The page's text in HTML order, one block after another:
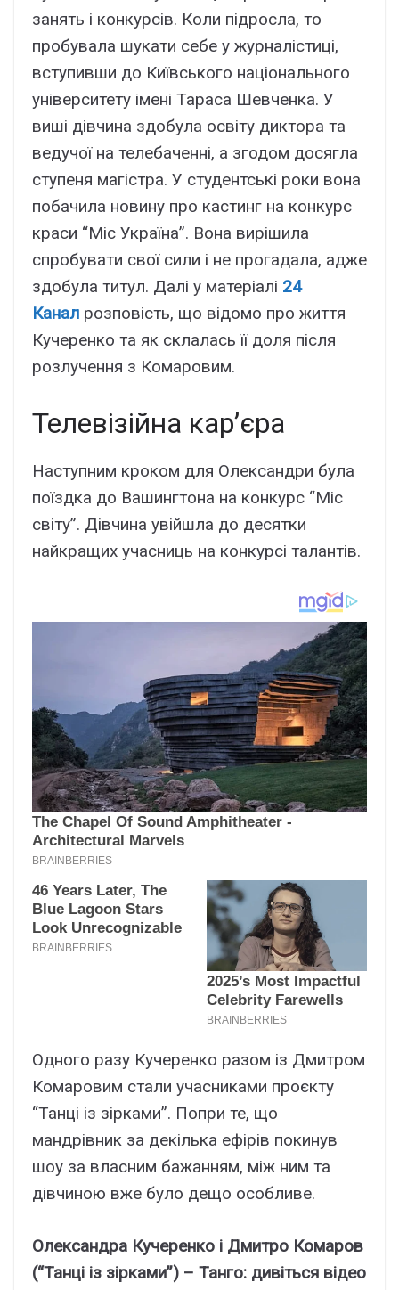
занять і конкурсів. Коли підросла, то
пробувала шукати себе у журналістиці,
вступивши до Київського національного
університету імені Тараса Шевченка. У
виші дівчина здобула освіту диктора та
ведучої на телебаченні, а згодом досягла
ступеня магістра. У студентські роки вона
побачила новину про кастинг на конкурс
краси “Міс Україна”. Вона вирішила
спробувати свої сили і не прогадала, адже
здобула титул. Далі у матеріалі 24
Канал розповість, що відомо про життя
Кучеренко та як склалась її доля після
розлучення з Комаровим.
Телевізійна кар’єра
Наступним кроком для Олександри була
поїздка до Вашингтона на конкурс “Міс
світу”. Дівчина увійшла до десятки
найкращих учасниць на конкурсі талантів.
Одного разу Кучеренко разом із Дмитром
Комаровим стали учасниками проєкту
“Танці із зірками”. Попри те, що
мандрівник за декілька ефірів покинув
шоу за власним бажанням, між ним та
дівчиною вже було дещо особливе.
Олександра Кучеренко і Дмитро Комаров
(“Танці із зірками”) – Танго: дивіться відео